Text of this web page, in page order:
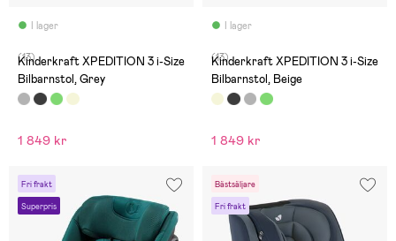
I lager
(13)
Kinderkraft XPEDITION 3 i-Size
Bilbarnstol, Grey
1 849 kr
I lager
(13)
Kinderkraft XPEDITION 3 i-Size
Bilbarnstol, Beige
1 849 kr
Fri frakt
Superpris
Bästsäljare
Fri frakt